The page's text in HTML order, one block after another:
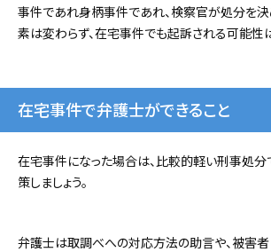
事件であれ身柄事件であれ、検察官が処分を
素は変わらず、在宅事件でも起訴される可能性
在宅事件で弁護士ができること
在宅事件になった場合は、比較的軽い刑事処分
策しましょう。
弁護士は取調べへの対応方法の助言や、被害